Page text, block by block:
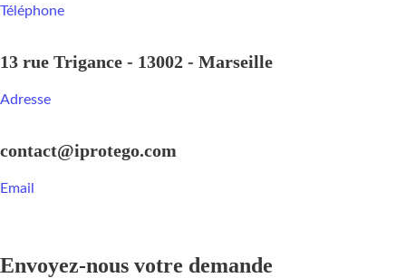
Téléphone
13 rue Trigance - 13002 - Marseille
Adresse
contact@iprotego.com
Email
Envoyez-nous votre demande